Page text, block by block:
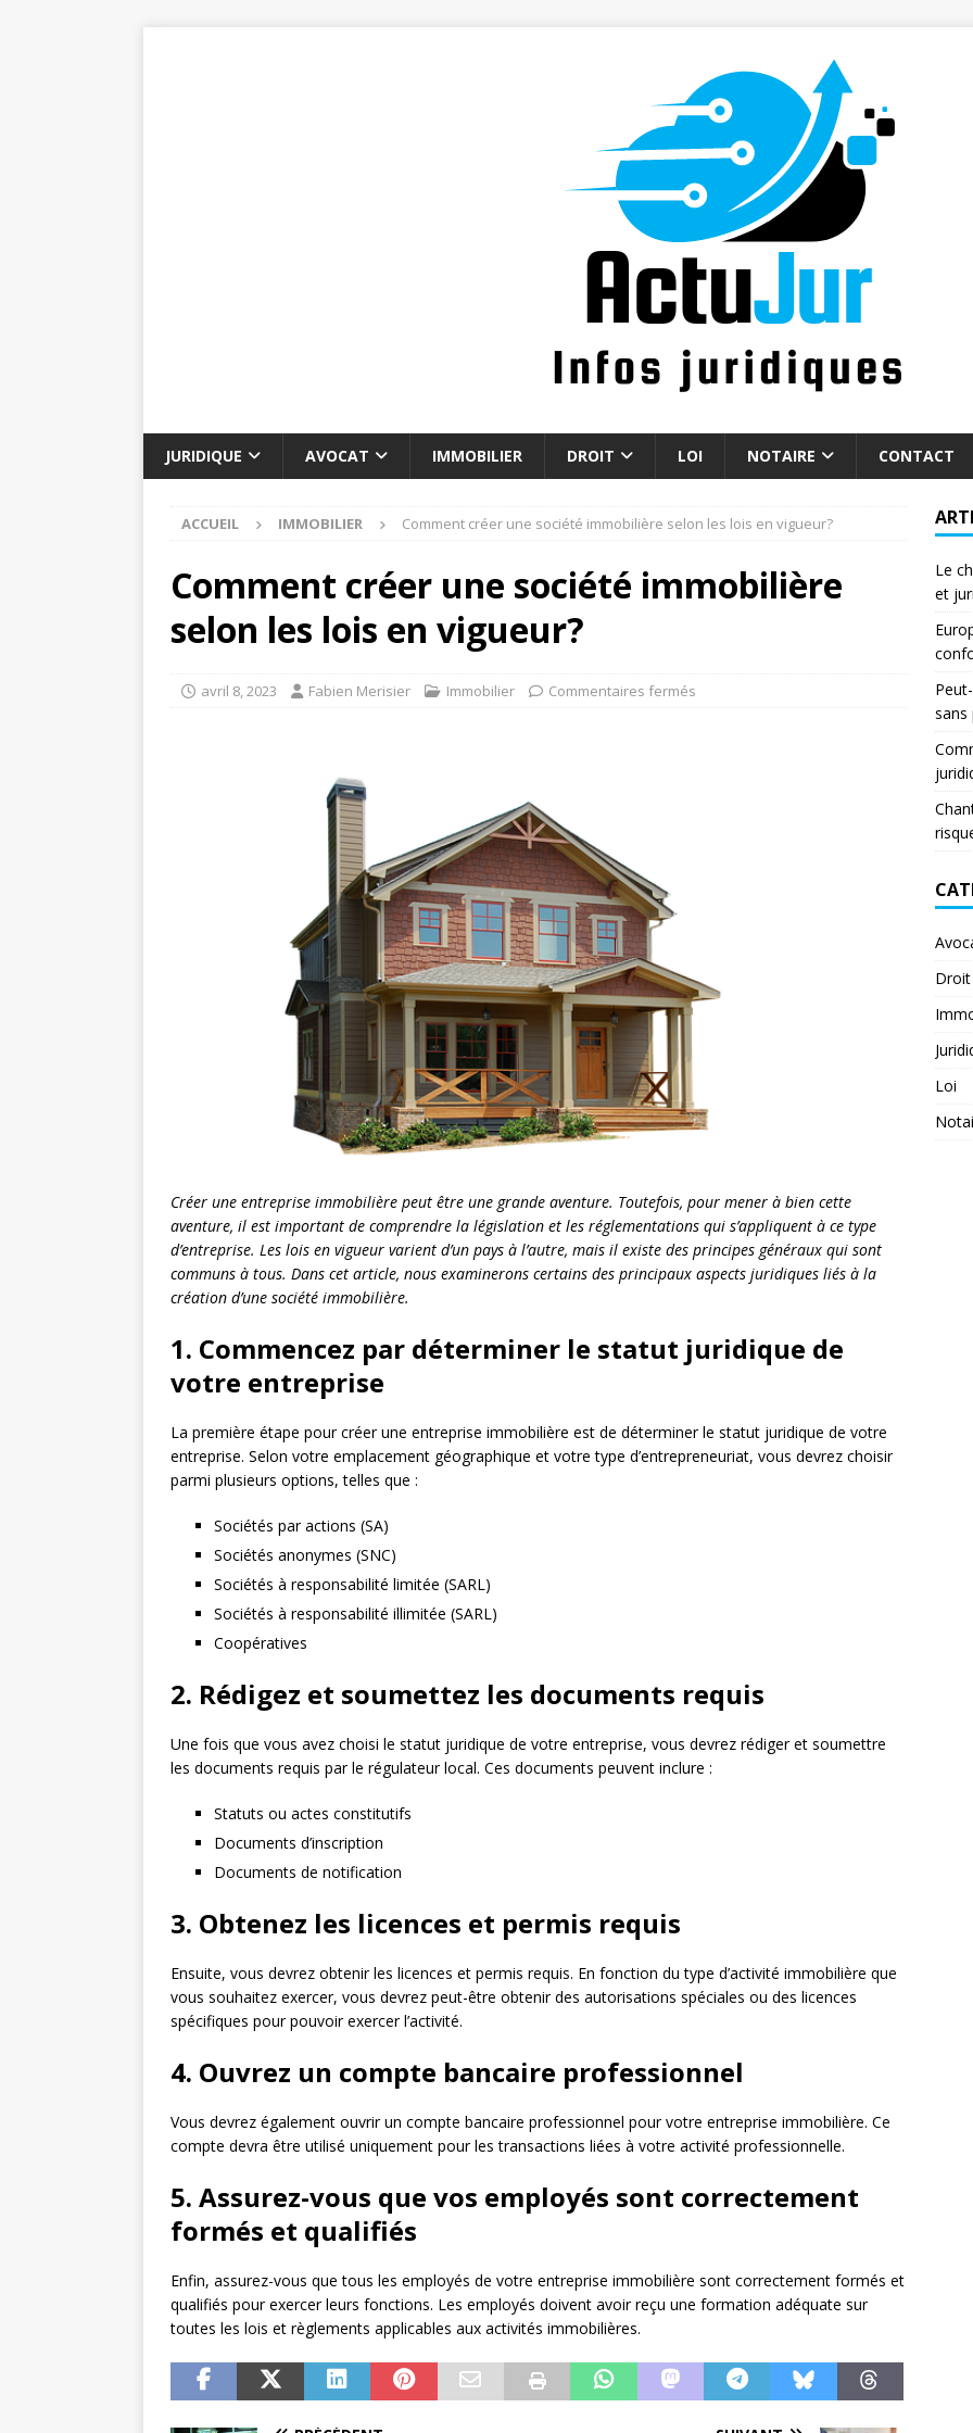
JURIDIQUE AVOCAT IMMOBILIER DROIT LOI NOTAIRE CONTACT
ACCUEIL IMMOBILIER Comment créer une société immobilière selon les lois en vigueur?
Comment créer une société immobilière
selon les lois en vigueur?
avril 8, 2023 Fabien Merisier Immobilier Commentaires fermés
Créer une entreprise immobilière peut être une grande aventure. Toutefois, pour mener à bien cette
aventure, il est important de comprendre la législation et les réglementations qui s’appliquent à ce type
d’entreprise. Les lois en vigueur varient d’un pays à l’autre, mais il existe des principes généraux qui sont
communs à tous. Dans cet article, nous examinerons certains des principaux aspects juridiques liés à la
création d’une société immobilière.
1. Commencez par déterminer le statut juridique de
votre entreprise
La première étape pour créer une entreprise immobilière est de déterminer le statut juridique de votre
entreprise. Selon votre emplacement géographique et votre type d’entrepreneuriat, vous devrez choisir
parmi plusieurs options, telles que :
Sociétés par actions (SA)
Sociétés anonymes (SNC)
Sociétés à responsabilité limitée (SARL)
Sociétés à responsabilité illimitée (SARL)
Coopératives
2. Rédigez et soumettez les documents requis
Une fois que vous avez choisi le statut juridique de votre entreprise, vous devrez rédiger et soumettre
les documents requis par le régulateur local. Ces documents peuvent inclure :
Statuts ou actes constitutifs
Documents d’inscription
Documents de notification
3. Obtenez les licences et permis requis
Ensuite, vous devrez obtenir les licences et permis requis. En fonction du type d’activité immobilière que
vous souhaitez exercer, vous devrez peut-être obtenir des autorisations spéciales ou des licences
spécifiques pour pouvoir exercer l’activité.
4. Ouvrez un compte bancaire professionnel
Vous devrez également ouvrir un compte bancaire professionnel pour votre entreprise immobilière. Ce
compte devra être utilisé uniquement pour les transactions liées à votre activité professionnelle.
5. Assurez-vous que vos employés sont correctement
formés et qualifiés
Enfin, assurez-vous que tous les employés de votre entreprise immobilière sont correctement formés et
qualifiés pour exercer leurs fonctions. Les employés doivent avoir reçu une formation adéquate sur
toutes les lois et règlements applicables aux activités immobilières.
Le
et
sans
Droit
Loi